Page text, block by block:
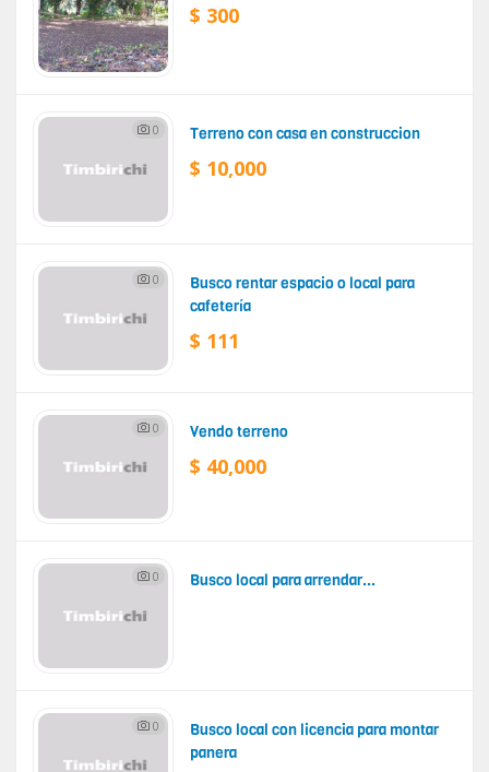
$ 300
0 Terreno con casa en construccion
$ 10,000
0
Busco rentar espacio o local para
cafetería
$ 111
0 Vendo terreno
$ 40,000
0 Busco local para arrendar...
0
Busco local con licencia para montar
panera